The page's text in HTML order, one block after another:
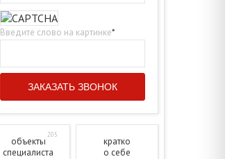
Введите слово на картинке*
объекты
205
специалиста
кратко
о себе